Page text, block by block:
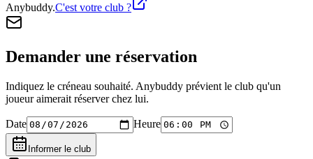
Anybuddy.C'est votre club ?
Demander une réservation
Indiquez le créneau souhaité. Anybuddy prévient le club qu'un
joueur aimerait réserver chez lui.
Date Heure
Informer le club